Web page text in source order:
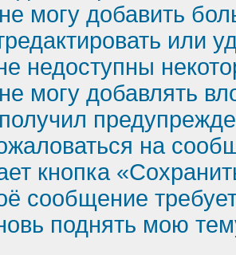
могу добавить
или
недоступны
могу добавлять
на
кнопка
сообщение
поднять мою